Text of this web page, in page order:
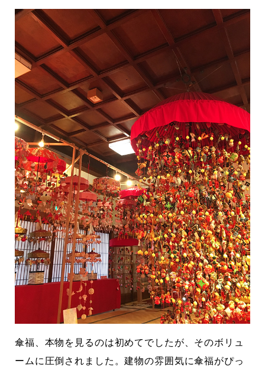
傘福、本物を見るのは初めてでしたが、そのボリュ
ームに圧倒されました。建物の雰囲気に傘福がぴっ